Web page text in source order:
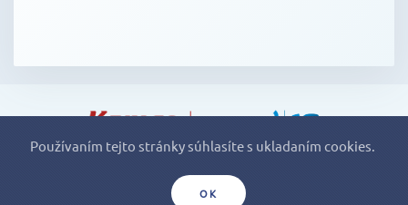
Používaním tejto stránky súhlasíte s ukladaním cookies.
OK
MAROX, s.r.o., Klincová 37, 821 08 Bratislava